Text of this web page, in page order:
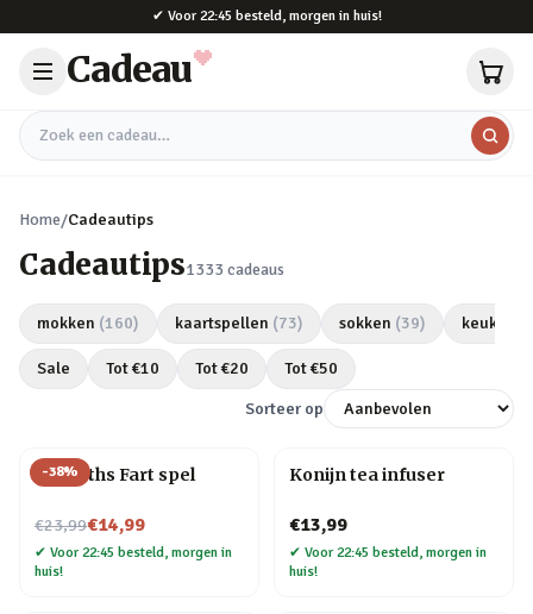
✔ Voor 22:45 besteld, morgen in huis!
Cadeau
Zoek een cadeau
Home/Cadeautips
Cadeautips1333 cadeaus
mokken (160) kaartspellen (73) sokken (39)
Sale Tot €10 Tot €20 Tot €50
Sorteer op
-38%
Do Sloths Fart spel
€23,99
Nu voor€14,99
✔ Voor 22:45 besteld, morgen in
huis!
Konijn tea infuser
€13,99
✔ Voor 22:45 besteld, morgen in
huis!